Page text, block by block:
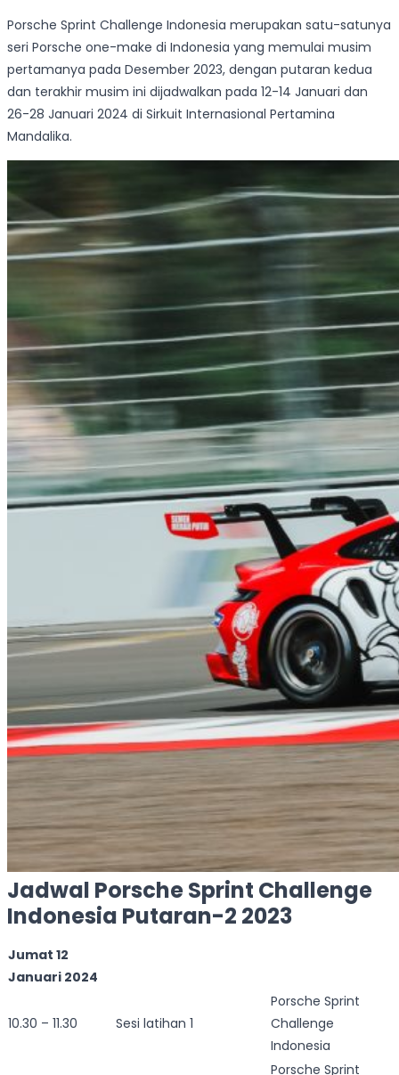
Porsche Sprint Challenge Indonesia merupakan satu-satunya
seri Porsche one-make di Indonesia yang memulai musim
pertamanya pada Desember 2023, dengan putaran kedua
dan terakhir musim ini dijadwalkan pada 12-14 Januari dan
26-28 Januari 2024 di Sirkuit Internasional Pertamina
Mandalika.
Jadwal Porsche Sprint Challenge
Indonesia Putaran-2 2023
Jumat 12
Januari 2024
10.30 – 11.30 Sesi latihan 1
Porsche Sprint
Challenge
Indonesia
Porsche Sprint